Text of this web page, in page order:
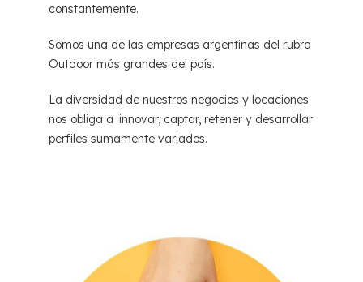
constantemente.
Somos una de las empresas argentinas del rubro
Outdoor más grandes del país.
La diversidad de nuestros negocios y locaciones
nos obliga a innovar, captar, retener y desarrollar
perfiles sumamente variados.